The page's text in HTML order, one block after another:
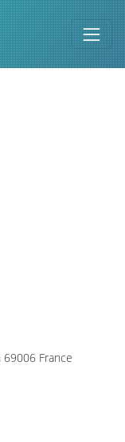
69006 France